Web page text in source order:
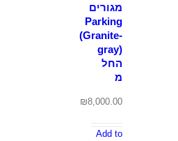
מגורים
Parking
(Granite-
gray)
החל
מ
₪8,000.00
Add to